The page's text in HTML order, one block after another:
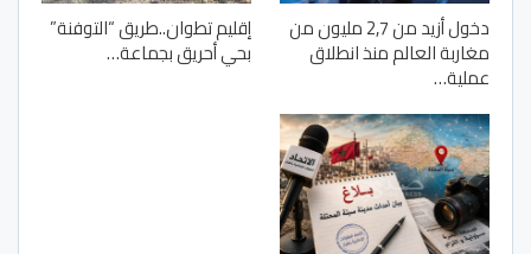
دخول أزيد من 2,7 مليون من
مغاربة العالم منذ انطلاق
عملية…
إقليم تطوان..طريق “التوفنة”
بحي أحريق بجماعة…